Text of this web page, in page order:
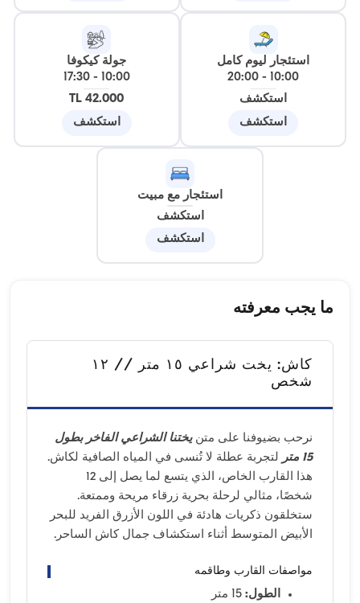
استئجار ليوم كامل
10:00
-
20:00
استكشف
استكشف
جولة كيكوفا
10:00
-
17:30
42.000 TL
استكشف
استئجار مع مبيت
استكشف
استكشف
ما يجب معرفته
كاش: يخت شراعي ١٥ متر // ١٢
شخص
نرحب بضيوفنا على متنيختنا الشراعي الفاخر بطول
15 متر
لتجربة عطلة لا تُنسى في المياه الصافية لكاش.
هذا القارب الخاص، الذي يتسع لما يصل إلى 12
شخصًا، مثالي لرحلة بحرية زرقاء مريحة وممتعة.
ستخلقون ذكريات هادئة في اللون الأزرق الفريد للبحر
الأبيض المتوسط ​​أثناء استكشاف جمال كاش الساحر.
مواصفات القارب وطاقمه
الطول: